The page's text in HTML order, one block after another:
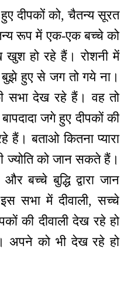
दीपकों को, चैतन्य सूरत
रूप में एक-एक बच्चे को
हो रहे हैं। रोशनी में
बुझे हुए से जग तो गये ना।
सभा देख रहे हैं। वह तो
जगे हुए दीपकों की
बताओ कितना प्यारा
को जान सकते हैं।
बच्चे बुद्धि द्वारा जान
सभा में दीवाली, सच्चे
की दीवाली देख रहे हो
अपने को भी देख रहे हो